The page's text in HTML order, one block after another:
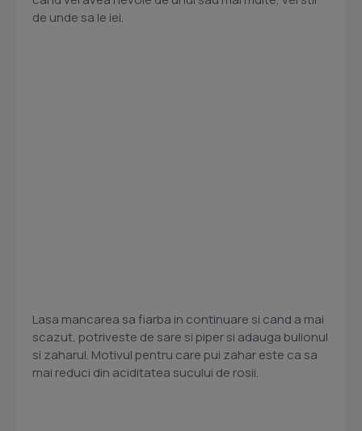
de unde sa le iei.
Lasa mancarea sa fiarba in continuare si cand a mai
scazut, potriveste de sare si piper si adauga bulionul
si zaharul. Motivul pentru care pui zahar este ca sa
mai reduci din aciditatea sucului de rosii.